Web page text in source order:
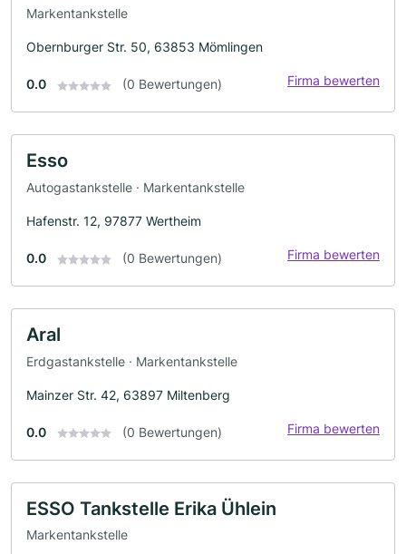
Markentankstelle
Obernburger Str. 50, 63853 Mömlingen
0.0 (0 Bewertungen) Firma bewerten
Esso
Autogastankstelle · Markentankstelle
Hafenstr. 12, 97877 Wertheim
0.0 (0 Bewertungen) Firma bewerten
Aral
Erdgastankstelle · Markentankstelle
Mainzer Str. 42, 63897 Miltenberg
0.0 (0 Bewertungen) Firma bewerten
ESSO Tankstelle Erika Ühlein
Markentankstelle